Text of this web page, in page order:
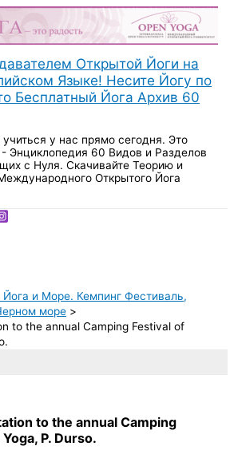
Открытой Йоги на
Языке! Несите Йогу по
Бесплатный Йога Архив 60
у нас прямо сегодня. Это
Энциклопедия 60 Видов и Разделов
с Нуля. Скачивайте Теорию и
Открытого Йога
Йога и Море. Кемпинг Фестиваль,
море
to the annual Camping Festival of
to the annual Camping
P. Durso.